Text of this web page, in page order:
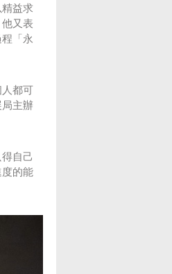
益求
又表
「永
都可
主辦
自己
的能